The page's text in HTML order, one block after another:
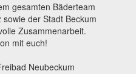
gesamten Bäderteam
der Stadt Beckum
Zusammenarbeit.
mit euch!
Neubeckum